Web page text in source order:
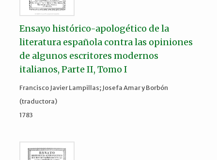
Ensayo histórico-apologético de la
literatura española contra las opiniones
de algunos escritores modernos
italianos, Parte II, Tomo I
Francisco Javier Lampillas; Josefa Amar y Borbón
(traductora)
1783